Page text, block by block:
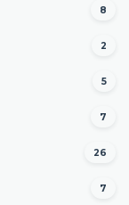
8
2
5
7
26
7